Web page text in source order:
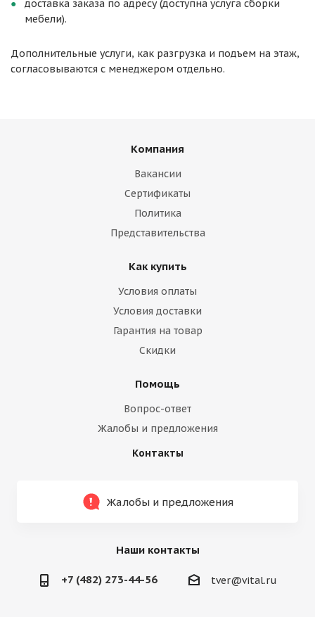
доставка заказа по адресу (доступна услуга сборки
мебели).
Дополнительные услуги, как разгрузка и подъем на этаж,
согласовываются с менеджером отдельно.
Компания
Вакансии
Сертификаты
Политика
Представительства
Как купить
Условия оплаты
Условия доставки
Гарантия на товар
Скидки
Помощь
Вопрос-ответ
Жалобы и предложения
Контакты
Жалобы и предложения
Наши контакты
+7 (482) 273-44-56 tver@vital.ru